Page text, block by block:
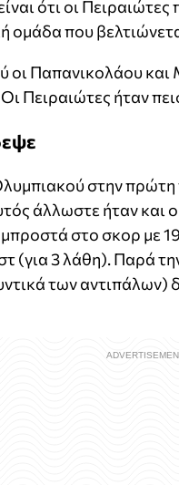
ότι οι Πειραιώτες
ομάδα που
οι Παπανικολάου
Πειραιώτες ήταν
στην πρώτη
άλλωστε ήταν και
στο σκορ με
(για 3 λάθη). Παρά
των